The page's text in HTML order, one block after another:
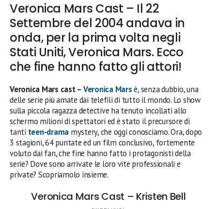
Veronica Mars Cast – Il 22
Settembre del 2004 andava in
onda, per la prima volta negli
Stati Uniti, Veronica Mars. Ecco
che fine hanno fatto gli attori!
Veronica Mars cast – Veronica Marsè, senza dubbio, una
delle serie più amate dai telefili di tutto il mondo. Lo show
sulla piccola ragazza detective ha tenuto incollati allo
schermo milioni di spettatori ed è stato il precursore di
tanti teen-drama mystery, che oggi conosciamo. Ora, dopo
3 stagioni, 64 puntate ed un film conclusivo, fortemente
voluto dai fan, che fine hanno fatto i protagonisti della
serie? Dove sono arrivate le loro vite professionali e
private? Scopriamolo insieme.
Veronica Mars Cast – Kristen Bell